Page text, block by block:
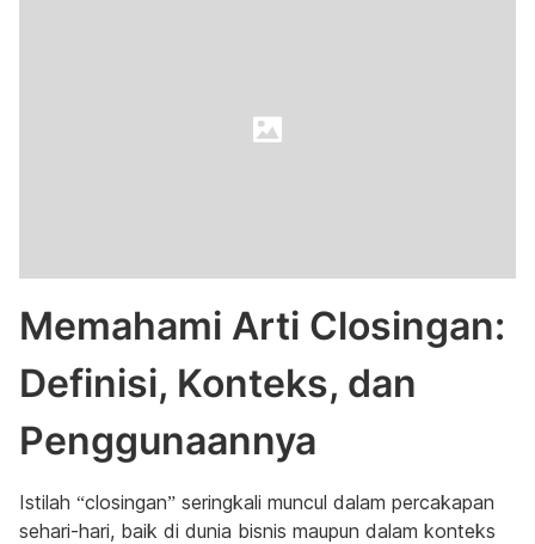
Memahami Arti Closingan:
Definisi, Konteks, dan
Penggunaannya
Istilah “closingan” seringkali muncul dalam percakapan
sehari-hari, baik di dunia bisnis maupun dalam konteks